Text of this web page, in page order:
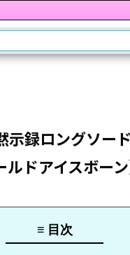
示録ロングソー
ドアイスボーン
≡ 目次